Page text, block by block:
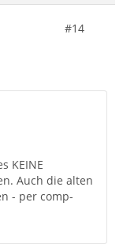
#14
KEINE
Auch die alten
- per comp-